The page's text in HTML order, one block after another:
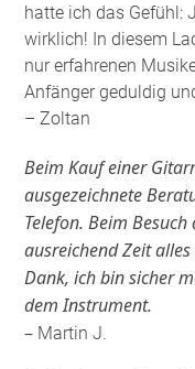
hatte ich das Gefühl:
wirklich! In diesem
nur erfahrenen
Anfänger geduldig
– Zoltan
Beim Kauf einer
ausgezeichnete
Telefon. Beim
ausreichend Zeit
Dank, ich bin sicher
dem Instrument.
– Martin J.